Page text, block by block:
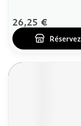
26,25 €
Réservez